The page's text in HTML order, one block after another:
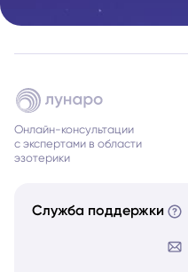
Онлайн-консультации
с экспертами в области
эзотерики
Служба поддержки